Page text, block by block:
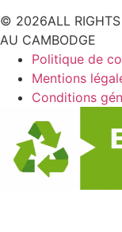
© 2026ALL RIGHTS
AU CAMBODGE
Politique de
Mentions
Conditions